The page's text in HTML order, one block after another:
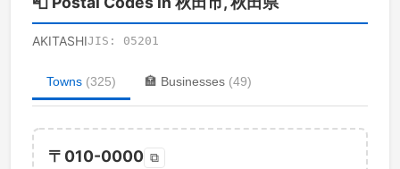
AKITASHIJIS: 05201
Towns (325) 🏣 Businesses (49)
〒 010-0000 ⧉